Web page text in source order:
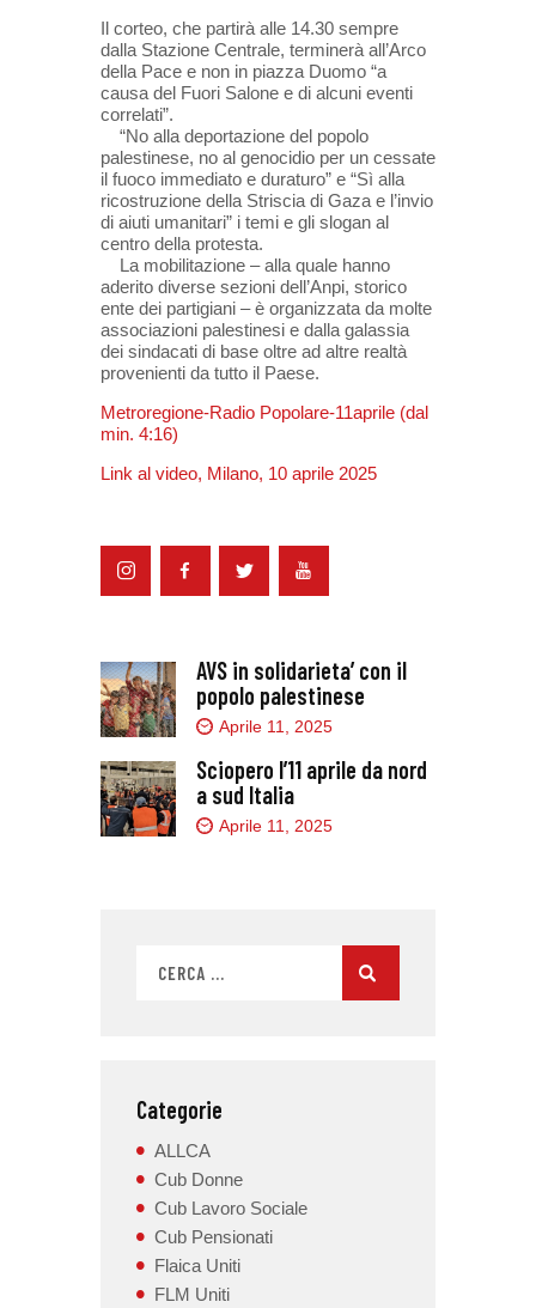
Il corteo, che partirà alle 14.30 sempre
dalla Stazione Centrale, terminerà all’Arco
della Pace e non in piazza Duomo “a
causa del Fuori Salone e di alcuni eventi
correlati”.
“No alla deportazione del popolo
palestinese, no al genocidio per un cessate
il fuoco immediato e duraturo” e “Sì alla
ricostruzione della Striscia di Gaza e l’invio
di aiuti umanitari” i temi e gli slogan al
centro della protesta.
La mobilitazione – alla quale hanno
aderito diverse sezioni dell’Anpi, storico
ente dei partigiani – è organizzata da molte
associazioni palestinesi e dalla galassia
dei sindacati di base oltre ad altre realtà
provenienti da tutto il Paese.
Metroregione-Radio Popolare-11aprile (dal
min. 4:16)
Link al video, Milano, 10 aprile 2025
AVS in solidarieta’ con il
popolo palestinese
Aprile 11, 2025
Sciopero l’11 aprile da nord
a sud Italia
Aprile 11, 2025
Categorie
ALLCA
Cub Donne
Cub Lavoro Sociale
Cub Pensionati
Flaica Uniti
FLM Uniti